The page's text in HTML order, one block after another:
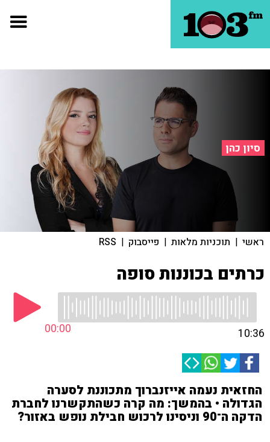
סיון כהן
ראשי | תוכניות מלאות | פייסבוק |
RSS
כרתים בכוננות סופה
00:00 10:36
החזאית נעמה אייזנברוך מתכוננת לסערה
הגדולה • בהמשך: מה קרה כשהתקשרנו לחברת
הדקה ה־90 וניסינו לרכוש חבילת נופש באזור?